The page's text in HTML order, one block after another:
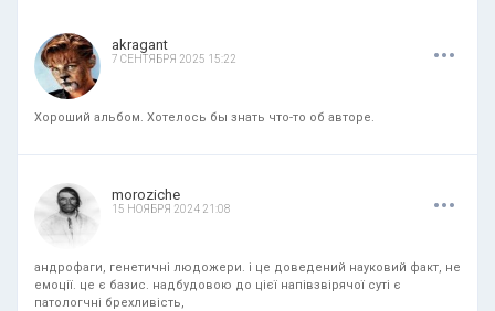
akragant
7 СЕНТЯБРЯ 2025 15:22 ...
Хороший альбом. Хотелось бы знать что-то об авторе.
moroziche
15 НОЯБРЯ 2024 21:08 ...
андрофаги, генетичні людожери. і це доведений науковий факт, не
емоції. це є базис. надбудовою до цієї напівзвірячої суті є
патологчні брехливість,